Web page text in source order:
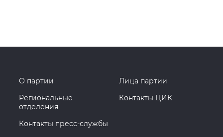
О партии
Лица партии
Региональные
отделения
Контакты ЦИК
Контакты пресс-службы